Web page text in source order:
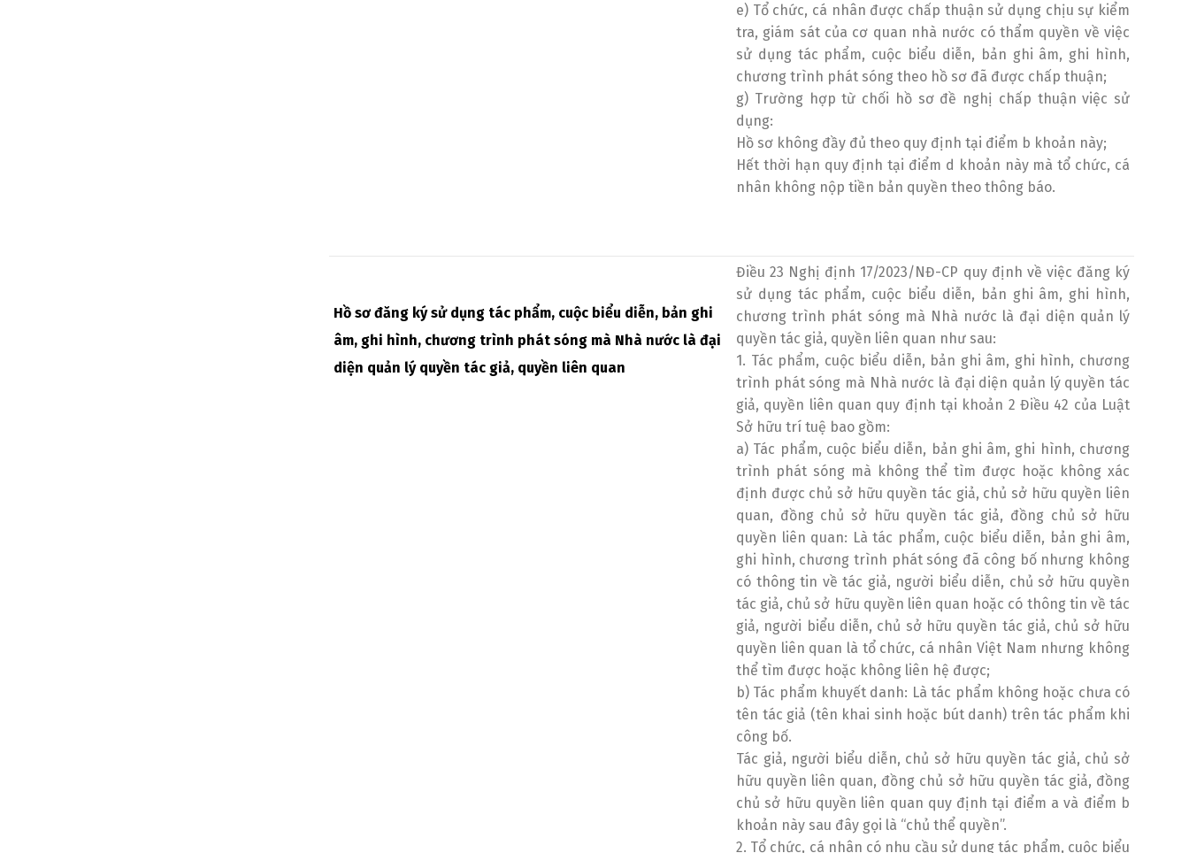
e) Tổ chức, cá nhân được chấp thuận sử dụng chịu sự kiểm
tra, giám sát của cơ quan nhà nước có thẩm quyền về việc
sử dụng tác phẩm, cuộc biểu diễn, bản ghi âm, ghi hình,
chương trình phát sóng theo hồ sơ đã được chấp thuận;
g) Trường hợp từ chối hồ sơ đề nghị chấp thuận việc sử
dụng:
Hồ sơ không đầy đủ theo quy định tại điểm b khoản này;
Hết thời hạn quy định tại điểm d khoản này mà tổ chức, cá
nhân không nộp tiền bản quyền theo thông báo.
Hồ sơ đăng ký sử dụng tác phẩm, cuộc biểu diễn, bản ghi
âm, ghi hình, chương trình phát sóng mà Nhà nước là đại
diện quản lý quyền tác giả, quyền liên quan
Điều 23 Nghị định 17/2023/NĐ-CP quy định về việc đăng ký
sử dụng tác phẩm, cuộc biểu diễn, bản ghi âm, ghi hình,
chương trình phát sóng mà Nhà nước là đại diện quản lý
quyền tác giả, quyền liên quan như sau:
1. Tác phẩm, cuộc biểu diễn, bản ghi âm, ghi hình, chương
trình phát sóng mà Nhà nước là đại diện quản lý quyền tác
giả, quyền liên quan quy định tại khoản 2 Điều 42 của Luật
Sở hữu trí tuệ bao gồm:
a) Tác phẩm, cuộc biểu diễn, bản ghi âm, ghi hình, chương
trình phát sóng mà không thể tìm được hoặc không xác
định được chủ sở hữu quyền tác giả, chủ sở hữu quyền liên
quan, đồng chủ sở hữu quyền tác giả, đồng chủ sở hữu
quyền liên quan: Là tác phẩm, cuộc biểu diễn, bản ghi âm,
ghi hình, chương trình phát sóng đã công bố nhưng không
có thông tin về tác giả, người biểu diễn, chủ sở hữu quyền
tác giả, chủ sở hữu quyền liên quan hoặc có thông tin về tác
giả, người biểu diễn, chủ sở hữu quyền tác giả, chủ sở hữu
quyền liên quan là tổ chức, cá nhân Việt Nam nhưng không
thể tìm được hoặc không liên hệ được;
b) Tác phẩm khuyết danh: Là tác phẩm không hoặc chưa có
tên tác giả (tên khai sinh hoặc bút danh) trên tác phẩm khi
công bố.
Tác giả, người biểu diễn, chủ sở hữu quyền tác giả, chủ sở
hữu quyền liên quan, đồng chủ sở hữu quyền tác giả, đồng
chủ sở hữu quyền liên quan quy định tại điểm a và điểm b
khoản này sau đây gọi là “chủ thể quyền”.
2. Tổ chức, cá nhân có nhu cầu sử dụng tác phẩm, cuộc biểu